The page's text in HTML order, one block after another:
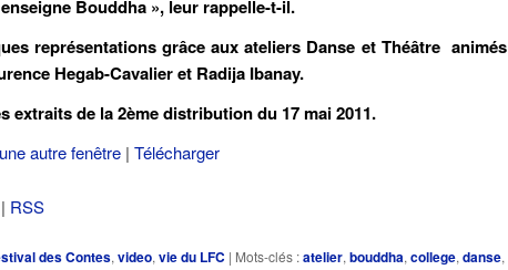
Bouddha », leur rappelle-t-il.
représentations grâce aux ateliers Danse et Théâtre animés
Hegab-Cavalier et Radija Ibanay.
de la 2ème distribution du 17 mai 2011.
autre fenêtre | Télécharger
| RSS
des Contes, video, vie du LFC | Mots-clés :atelier, bouddha, college, danse,